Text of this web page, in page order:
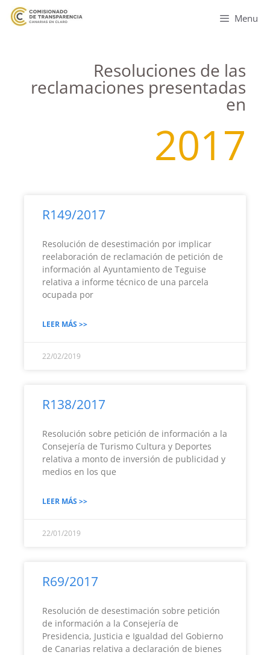
Menu
Resoluciones de las
reclamaciones presentadas
en
2017
R149/2017
Resolución de desestimación por implicar
reelaboración de reclamación de petición de
información al Ayuntamiento de Teguise
relativa a informe técnico de una parcela
ocupada por
LEER MÁS >>
22/02/2019
R138/2017
Resolución sobre petición de información a la
Consejería de Turismo Cultura y Deportes
relativa a monto de inversión de publicidad y
medios en los que
LEER MÁS >>
22/01/2019
R69/2017
Resolución de desestimación sobre petición
de información a la Consejería de
Presidencia, Justicia e Igualdad del Gobierno
de Canarias relativa a declaración de bienes